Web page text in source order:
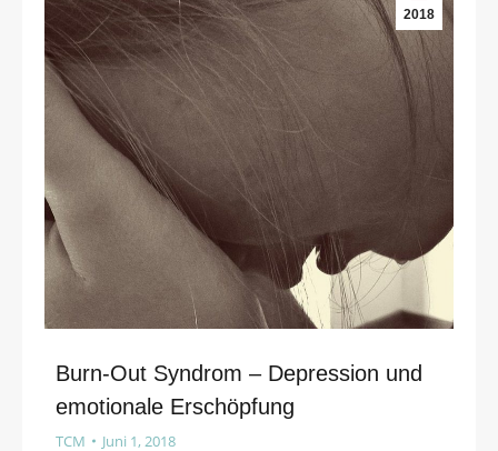
2018
Burn-Out Syndrom – Depression und
emotionale Erschöpfung
TCM Juni 1, 2018